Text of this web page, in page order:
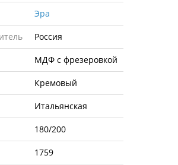
Эра
Россия
МДФ с фрезеровкой
Кремовый
Итальянская
180/200
1759